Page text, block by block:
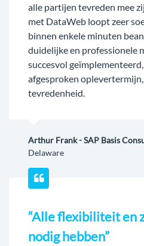
alle partijen tevreden mee
met DataWeb loopt zeer
binnen enkele minuten
duidelijke en professionele
succesvol
afgesproken
tevredenheid.
Arthur Frank - SAP Basis
Delaware
“Alle flexibiliteit en
nodig hebben”